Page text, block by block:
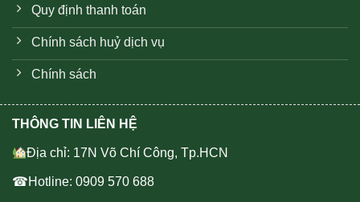
Quy định thanh toán
Chính sách huỷ dịch vụ
Chính sách
THÔNG TIN LIÊN HỆ
Địa chỉ: 17N Võ Chí Công, Tp.HCN
☎Hotline: 0909 570 688